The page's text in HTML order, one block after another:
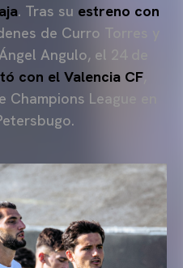
. Tras su estreno con
de Curro Torres y
Angulo, el 24 de
con el Valencia CF
League en